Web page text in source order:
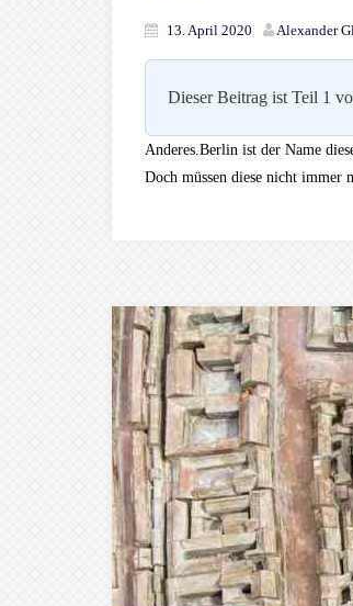
13. April 2020 Alexander
Dieser Beitrag ist Teil 1
Anderes.Berlin ist der Name
Doch müssen diese nicht